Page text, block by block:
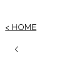
< HOME